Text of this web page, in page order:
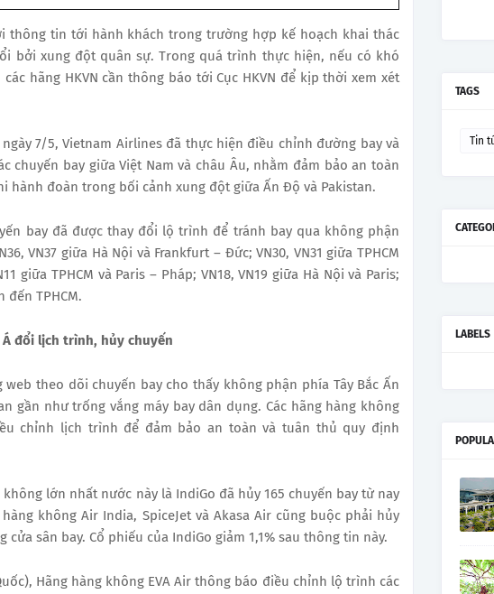
thông tin tới hành khách trong trường hợp kế hoạch khai thác
bởi xung đột quân sự. Trong quá trình thực hiện, nếu có khó
hãng HKVN cần thông báo tới Cục HKVN để kịp thời xem xét
7/5, Vietnam Airlines đã thực hiện điều chỉnh đường bay và
chuyến bay giữa Việt Nam và châu Âu, nhằm đảm bảo an toàn
hành đoàn trong bối cảnh xung đột giữa Ấn Độ và Pakistan.
bay đã được thay đổi lộ trình để tránh bay qua không phận
VN37 giữa Hà Nội và Frankfurt – Đức; VN30, VN31 giữa TPHCM
giữa TPHCM và Paris – Pháp; VN18, VN19 giữa Hà Nội và Paris;
đến TPHCM.
đổi lịch trình, hủy chuyến
web theo dõi chuyến bay cho thấy không phận phía Tây Bắc Ấn
gần như trống vắng máy bay dân dụng. Các hãng hàng không
chỉnh lịch trình để đảm bảo an toàn và tuân thủ quy định
lớn nhất nước này là IndiGo đã hủy 165 chuyến bay từ nay
không Air India, SpiceJet và Akasa Air cũng buộc phải hủy
cửa sân bay. Cổ phiếu của IndiGo giảm 1,1% sau thông tin này.
Hãng hàng không EVA Air thông báo điều chỉnh lộ trình các
TAGS
Tin
LABELS